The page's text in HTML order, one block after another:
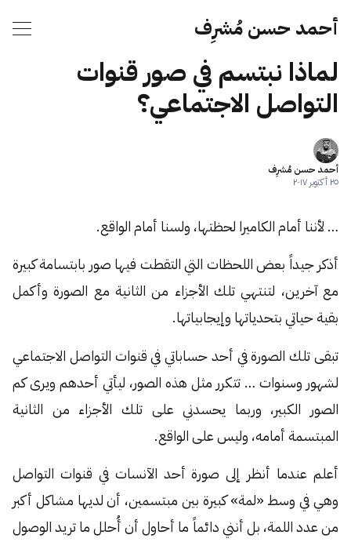
أحمد حسن مُشرِف
لماذا نبتسم في صور قنوات
التواصل الاجتماعي؟
أحمد حسن مُشرِف
٢٥ أكتوبر ٢٠١٧
… لأننا أمام الكاميرا لحظتها، ولسنا أمام الواقع.
أذكر جيداً بعض اللحظات التي التقطت فيها صور بابتسامة كبيرة
مع آخرين، لتنتهي تلك الأجزاء من الثانية مع الصورة وأكمل
بقية حياتي بتحدياتها وإيجابياتها.
تبقى تلك الصورة في أحد حساباتي في قنوات التواصل الاجتماعي
لشهور وسنوات … تتكرر مثل هذه الصور، ليأتي أحدهم ويرى كم
الصور الكبير، وربما يحسدني على تلك الأجزاء من الثانية
المبتسمة أمامه، وليس على الواقع.
أعلم عندما أنظر إلى صورة أحد الآنسات في قنوات التواصل
وهي في وسط «لمة» كبيرة بين مبتسمين، أن لديها مشاكل أكبر
من عدد اللمة، بل أنني دائماً ما أحاول أن أُحلل ما تريد الوصول